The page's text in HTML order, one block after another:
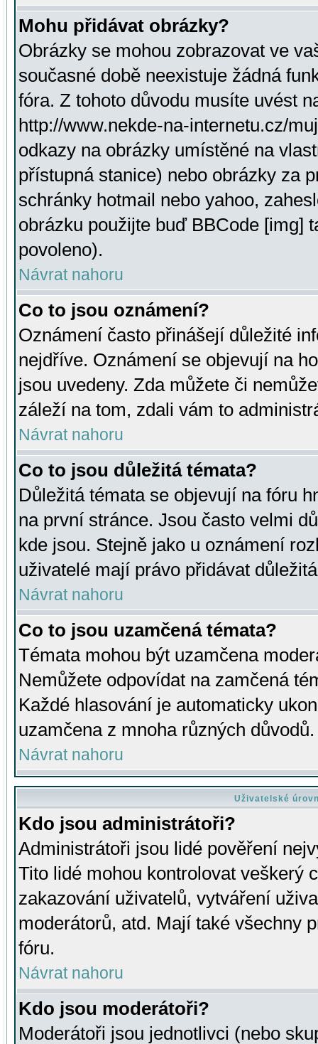
Mohu přidávat obrázky?
Obrázky se mohou zobrazovat ve
současné době neexistuje žádná
fóra. Z tohoto důvodu musíte uvést
http://www.nekde-na-internetu.cz/
odkazy na obrázky umístěné na
přístupná stanice) nebo obrázky za
schránky hotmail nebo yahoo,
obrázku použijte buď BBCode [img]
povoleno).
Návrat nahoru
Co to jsou oznámení?
Oznámení často přinášejí důležité
nejdříve. Oznámení se objevují na
jsou uvedeny. Zda můžete či
záleží na tom, zdali vám to
Návrat nahoru
Co to jsou důležitá témata?
Důležitá témata se objevují na fóru
na první stránce. Jsou často velmi
kde jsou. Stejně jako u oznámení
uživatelé mají právo přidávat
Návrat nahoru
Co to jsou uzamčená témata?
Témata mohou být uzamčena
Nemůžete odpovídat na zamčená
Každé hlasování je automaticky
uzamčena z mnoha různých důvodů.
Návrat nahoru
Uživatelské
Kdo jsou administrátoři?
Administrátoři jsou lidé pověření
Tito lidé mohou kontrolovat veškerý
zakazování uživatelů, vytváření
moderátorů, atd. Mají také všechny
fóru.
Návrat nahoru
Kdo jsou moderátoři?
Moderátoři jsou jednotlivci (nebo